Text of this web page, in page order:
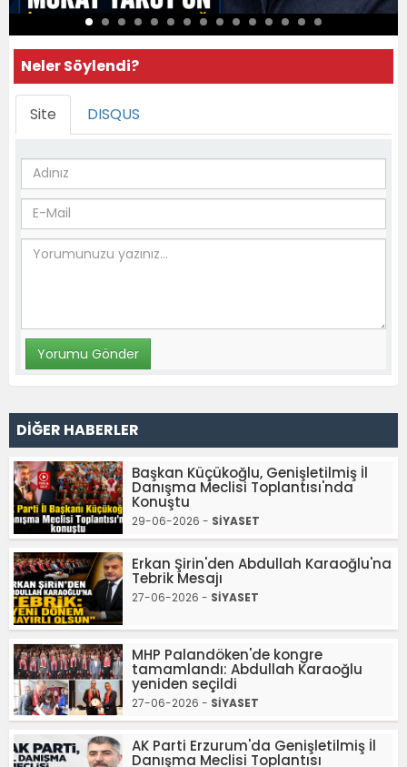
Neler Söylendi?
Site DISQUS
DİĞER HABERLER
Başkan Küçükoğlu, Genişletilmiş İl
Danışma Meclisi Toplantısı'nda
Konuştu
29-06-2026 - SİYASET
Erkan Şirin'den Abdullah Karaoğlu'na
Tebrik Mesajı
27-06-2026 - SİYASET
MHP Palandöken'de kongre
tamamlandı: Abdullah Karaoğlu
yeniden seçildi
27-06-2026 - SİYASET
AK Parti Erzurum'da Genişletilmiş İl
Danışma Meclisi Toplantısı